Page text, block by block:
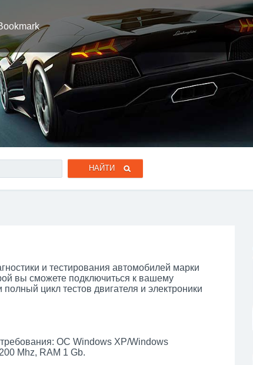
и тестирования автомобилей марки
вы сможете подключиться к вашему
цикл тестов двигателя и электроники
ОС Windows XP/Windows
Mhz, RAM 1 Gb.